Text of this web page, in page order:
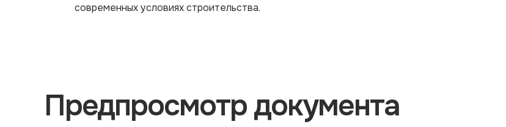
современных условиях строительства.
Предпросмотр документа